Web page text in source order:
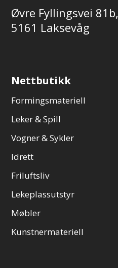
Øvre Fyllingsvei 81b,
5161 Laksevåg
Nettbutikk
Formingsmateriell
Leker & Spill
Vogner & Sykler
Idrett
Friluftsliv
Lekeplassutstyr
Møbler
Kunstnermateriell